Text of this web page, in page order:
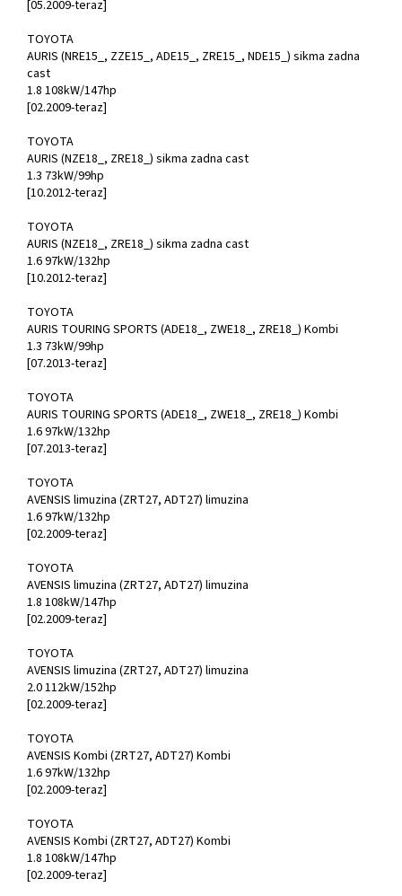
[05.2009-teraz]
TOYOTA
AURIS (NRE15_, ZZE15_, ADE15_, ZRE15_, NDE15_) sikma zadna
cast
1.8 108kW/147hp
[02.2009-teraz]
TOYOTA
AURIS (NZE18_, ZRE18_) sikma zadna cast
1.3 73kW/99hp
[10.2012-teraz]
TOYOTA
AURIS (NZE18_, ZRE18_) sikma zadna cast
1.6 97kW/132hp
[10.2012-teraz]
TOYOTA
AURIS TOURING SPORTS (ADE18_, ZWE18_, ZRE18_) Kombi
1.3 73kW/99hp
[07.2013-teraz]
TOYOTA
AURIS TOURING SPORTS (ADE18_, ZWE18_, ZRE18_) Kombi
1.6 97kW/132hp
[07.2013-teraz]
TOYOTA
AVENSIS limuzina (ZRT27, ADT27) limuzina
1.6 97kW/132hp
[02.2009-teraz]
TOYOTA
AVENSIS limuzina (ZRT27, ADT27) limuzina
1.8 108kW/147hp
[02.2009-teraz]
TOYOTA
AVENSIS limuzina (ZRT27, ADT27) limuzina
2.0 112kW/152hp
[02.2009-teraz]
TOYOTA
AVENSIS Kombi (ZRT27, ADT27) Kombi
1.6 97kW/132hp
[02.2009-teraz]
TOYOTA
AVENSIS Kombi (ZRT27, ADT27) Kombi
1.8 108kW/147hp
[02.2009-teraz]